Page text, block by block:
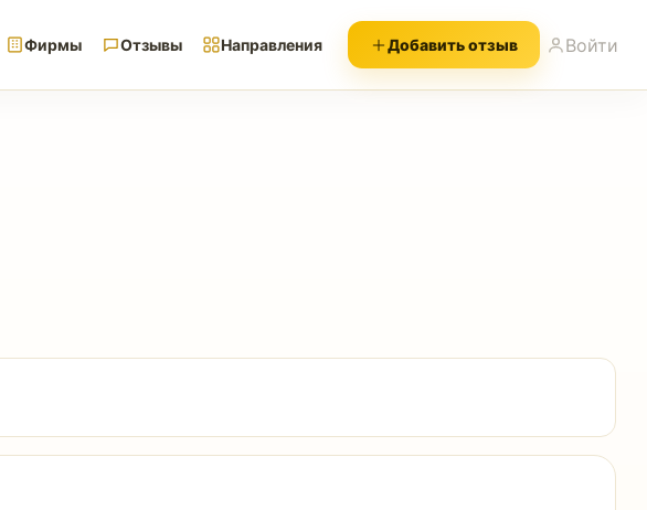
Фирмы Отзывы Направления Добавить отзыв Войти